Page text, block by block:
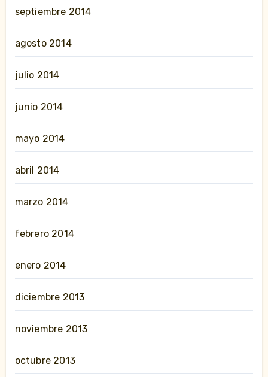
septiembre 2014
agosto 2014
julio 2014
junio 2014
mayo 2014
abril 2014
marzo 2014
febrero 2014
enero 2014
diciembre 2013
noviembre 2013
octubre 2013